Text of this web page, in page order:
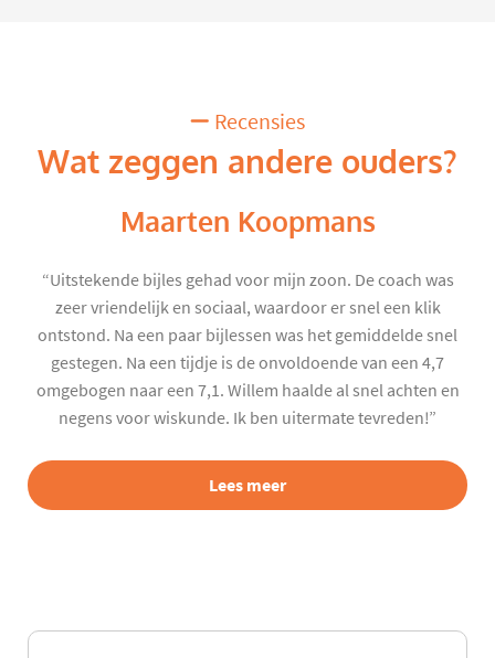
Recensies
Wat zeggen andere ouders?
Maarten Koopmans
“Uitstekende bijles gehad voor mijn zoon. De coach was
zeer vriendelijk en sociaal, waardoor er snel een klik
ontstond. Na een paar bijlessen was het gemiddelde snel
gestegen. Na een tijdje is de onvoldoende van een 4,7
omgebogen naar een 7,1. Willem haalde al snel achten en
negens voor wiskunde. Ik ben uitermate tevreden!”
Lees meer